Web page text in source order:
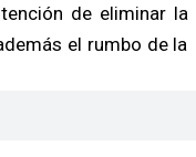
de eliminar la
el rumbo de la